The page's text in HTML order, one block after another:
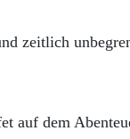
zeitlich
auf dem